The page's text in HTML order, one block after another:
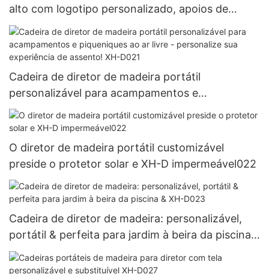
alto com logotipo personalizado, apoios de
braços e apoio para os pés XH-D020
Cadeira de diretor de madeira portátil
personalizável para acampamentos e
piqueniques ao ar livre - personalize sua
experiência de assento! XH-D021
O diretor de madeira portátil customizável
preside o protetor solar e XH-D impermeável022
Cadeira de diretor de madeira: personalizável,
portátil & perfeita para jardim à beira da piscina
& XH-D023